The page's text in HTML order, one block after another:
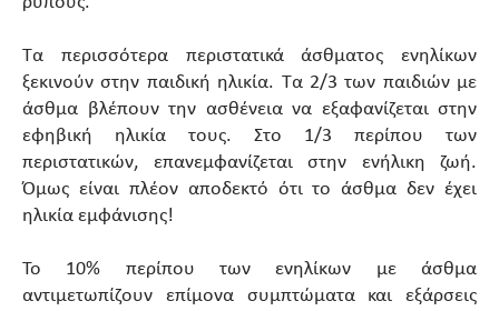
Τα περισσότερα περιστατικά άσθματος ενηλίκων
ξεκινούν στην παιδική ηλικία. Τα 2/3 των παιδιών με
άσθμα βλέπουν την ασθένεια να εξαφανίζεται στην
εφηβική ηλικία τους. Στο 1/3 περίπου των
περιστατικών, επανεμφανίζεται στην ενήλικη ζωή.
Όμως είναι πλέον αποδεκτό ότι το άσθμα δεν έχει
ηλικία εμφάνισης!
Το 10% περίπου των ενηλίκων με άσθμα
αντιμετωπίζουν επίμονα συμπτώματα και εξάρσεις